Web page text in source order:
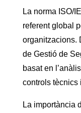
La norma ISO/
referent global
organitzacions.
de Gestió de
basat en
controls tècnics
La importància